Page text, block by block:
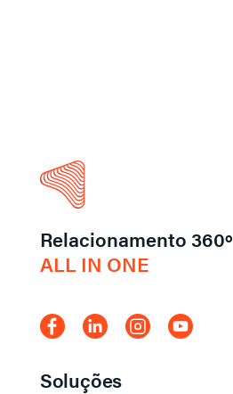
Relacionamento 360º
ALL IN ONE
Soluções